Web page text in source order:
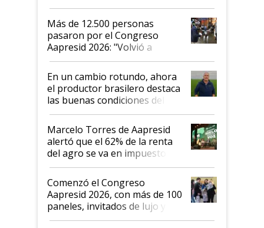
impresionó mucho"
Más de 12.500 personas
pasaron por el Congreso
Aapresid 2026: "Volvió a
demostrar que hablar del
suelo es hablar de todo el
sistema productivo"
En un cambio rotundo, ahora
el productor brasilero destaca
las buenas condiciones del
agro argentino para invertir:
"Los veo más motivados"
Marcelo Torres de Aapresid
alertó que el 62% de la renta
del agro se va en impuestos:
"No es bueno que en
Argentina se sigan discutiendo
las mismas cosas de hace 50
años"
Comenzó el Congreso
Aapresid 2026, con más de 100
paneles, invitados de lujo y
todas las tendencias